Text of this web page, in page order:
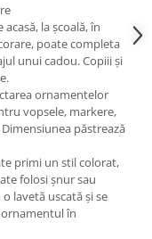
la școală, în
poate completa
unui cadou. Copiii și
ornamentelor
vopsele, markere,
păstrează
primi un stil colorat,
folosi șnur sau
lavetă uscată și se
ornamentul în